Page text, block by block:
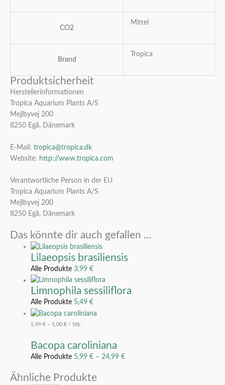
CO2
Mittel
Brand
Tropica
Produktsicherheit
Herstellerinformationen
Tropica Aquarium Plants A/S
Mejlbyvej 200
8250 Egå, Dänemark
E-Mail: tropica@tropica.dk
Website: http://www.tropica.com
Verantwortliche Person in der EU
Tropica Aquarium Plants A/S
Mejlbyvej 200
8250 Egå, Dänemark
Das könnte dir auch gefallen …
Lilaeopsis brasiliensis
Alle Produkte3,99€
Limnophila sessiliflora
Alle Produkte 5,49€
5,99€ – 5,00€ /Stk.
Bacopa caroliniana
Alle Produkte 5,99€ –24,99€
Ähnliche Produkte